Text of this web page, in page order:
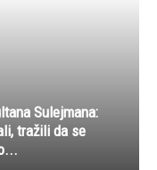
Sulejmana:
tražili da se